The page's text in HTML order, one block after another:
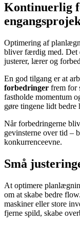
Kontinuerlig
Optimering af
bliver færdig med. Det
justerer, lærer og
En god tilgang er at
forbedringer frem for
fastholde momentum
gøre tingene lidt bedre
Når forbedringerne
gevinsterne over tid –
konkurrenceevne.
Små
At optimere
om at skabe bedre
maskiner eller store
fjerne spild, skabe